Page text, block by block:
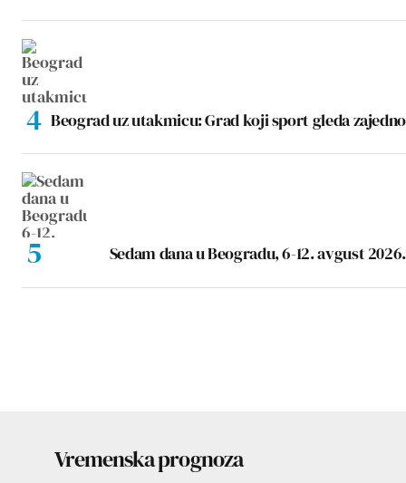
Beograd uz utakmicu: Grad koji sport gleda zajedno
Sedam dana u Beogradu, 6-12. avgust 2026.
Vremenska prognoza